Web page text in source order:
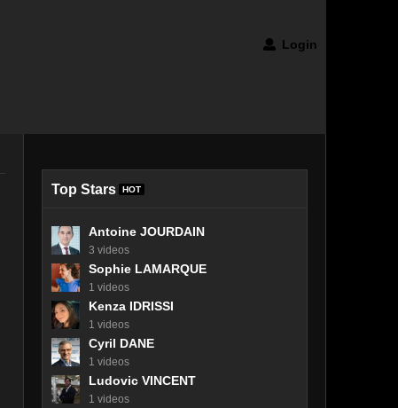
Login
Top Stars HOT
Antoine JOURDAIN
3 videos
Sophie LAMARQUE
1 videos
Kenza IDRISSI
1 videos
Cyril DANE
1 videos
Ludovic VINCENT
1 videos